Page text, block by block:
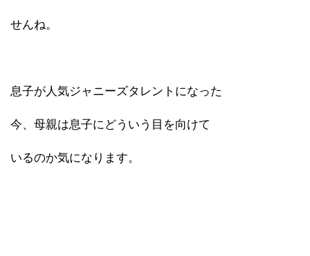
せんね。
息子が人気ジャニーズタレントになった
今、母親は息子にどういう目を向けて
いるのか気になります。